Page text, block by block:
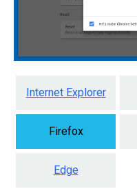
Internet Explorer
Firefox
Edge